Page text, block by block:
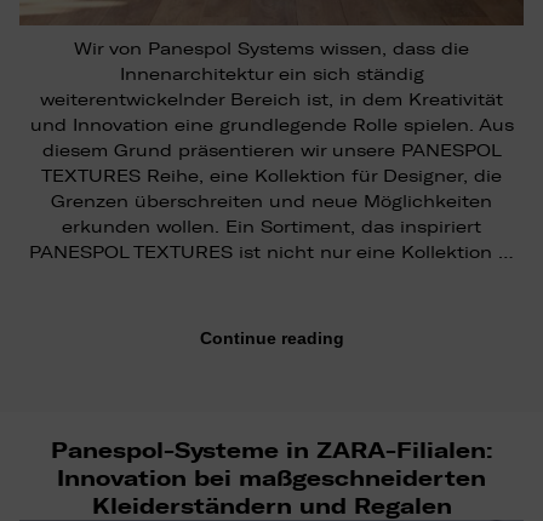
Wir von Panespol Systems wissen, dass die
Innenarchitektur ein sich ständig
weiterentwickelnder Bereich ist, in dem Kreativität
und Innovation eine grundlegende Rolle spielen. Aus
diesem Grund präsentieren wir unsere PANESPOL
TEXTURES Reihe, eine Kollektion für Designer, die
Grenzen überschreiten und neue Möglichkeiten
erkunden wollen. Ein Sortiment, das inspiriert
PANESPOL TEXTURES ist nicht nur eine Kollektion …
Continue reading
Panespol-Systeme in ZARA-Filialen:
Innovation bei maßgeschneiderten
Kleiderständern und Regalen